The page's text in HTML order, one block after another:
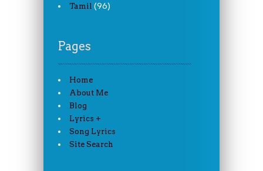
Tamil (96)
Pages
Home
About Me
Blog
Lyrics +
Song Lyrics
Site Search